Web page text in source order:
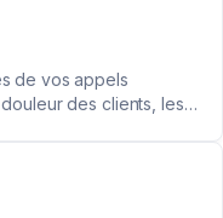
de vos appels
des clients, les